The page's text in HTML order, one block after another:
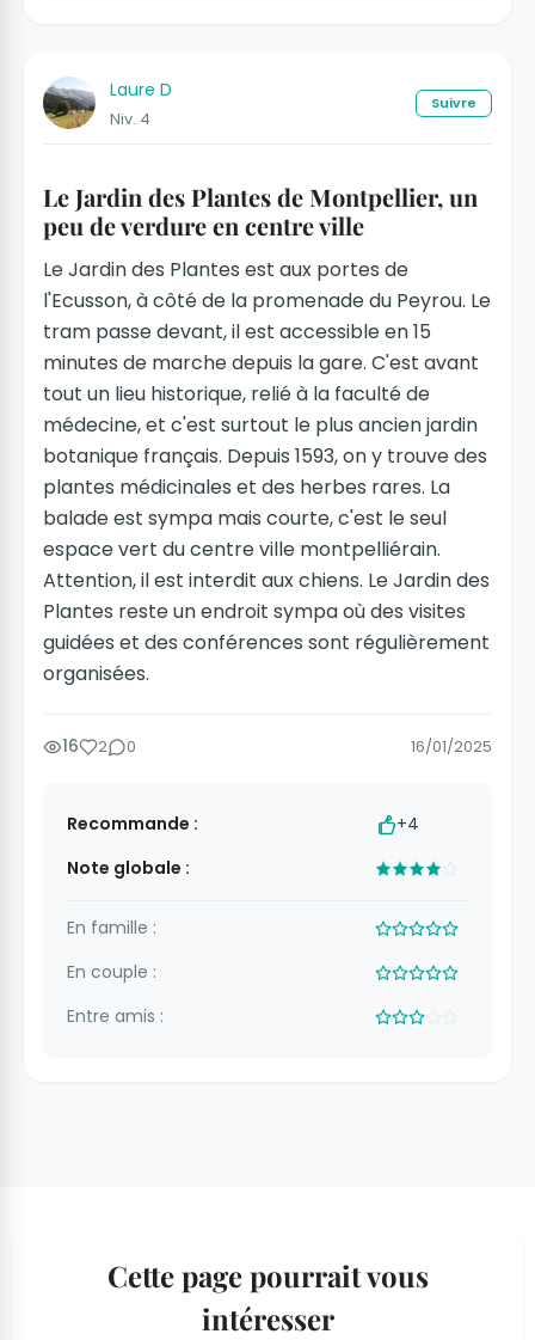
Laure D
Niv. 4
Suivre
Le Jardin des Plantes de Montpellier, un
peu de verdure en centre ville
Le Jardin des Plantes est aux portes de
l'Ecusson, à côté de la promenade du Peyrou. Le
tram passe devant, il est accessible en 15
minutes de marche depuis la gare. C'est avant
tout un lieu historique, relié à la faculté de
médecine, et c'est surtout le plus ancien jardin
botanique français. Depuis 1593, on y trouve des
plantes médicinales et des herbes rares. La
balade est sympa mais courte, c'est le seul
espace vert du centre ville montpelliérain.
Attention, il est interdit aux chiens. Le Jardin des
Plantes reste un endroit sympa où des visites
guidées et des conférences sont régulièrement
organisées.
16 2 0 16/01/2025
Recommande :
+4
Note globale :
En famille :
En couple :
Entre amis :
Cette page pourrait vous
intéresser